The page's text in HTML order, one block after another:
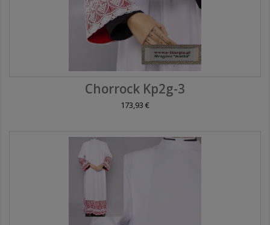
Chorrock Kp2g-3
173,93 €